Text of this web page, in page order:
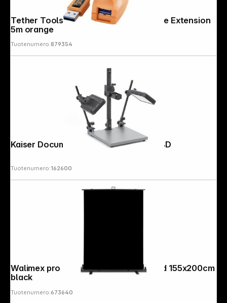
Tether Tools TetherPro USB 3.0 Active Extension
5m orange
Tuotenumero:879354
Kaiser Document Capture Kit R2 CP 24D
Tuotenumero:162600
Walimex pro Roll-up Panel Background 155x200cm
black
Tuotenumero:673640